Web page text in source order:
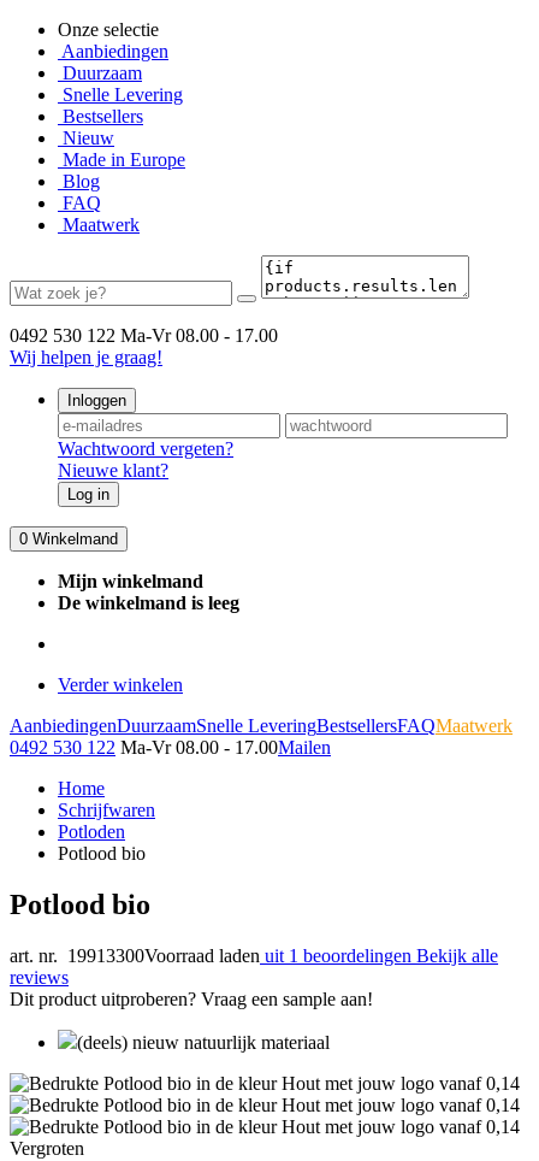
Onze selectie
Aanbiedingen
Duurzaam
Snelle Levering
Bestsellers
Nieuw
Made in Europe
Blog
FAQ
Maatwerk
0492 530 122 Ma-Vr 08.00 - 17.00
Wij helpen je graag!
Inloggen
Wachtwoord vergeten?
Nieuwe klant?
Log in
0 Winkelmand
Mijn winkelmand
De winkelmand is leeg
Verder winkelen
AanbiedingenDuurzaamSnelle LeveringBestsellersFAQMaatwerk
0492 530 122 Ma-Vr 08.00 - 17.00Mailen
Home
Schrijfwaren
Potloden
Potlood bio
Potlood bio
art. nr. 19913300Voorraad laden uit 1 beoordelingen Bekijk alle
reviews
Dit product uitproberen? Vraag een sample aan!
(deels) nieuw natuurlijk materiaal
Vergroten